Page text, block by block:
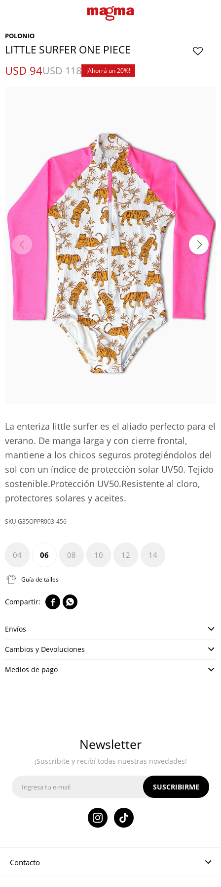
POLONIO
LITTLE SURFER ONE PIECE
USD 94USD118 20
La enteriza little surfer es el aliado perfecto para el
verano. De manga larga y con cierre frontal,
mantiene a los chicos seguros protegiéndolos del
sol con un índice de protección solar UV50. Tejido
sostenible.Protección UV50.Resistente al cloro,
protectores solares y aceites.
G35OPPR003-456
04 06 08 10 12 14
Guía de talles
 
Envíos
Cambios y Devoluciones
Medios de pago
Contacto
Newsletter
¡Suscribite y recibí todas nuestras novedades!
SUSCRIBIRME
